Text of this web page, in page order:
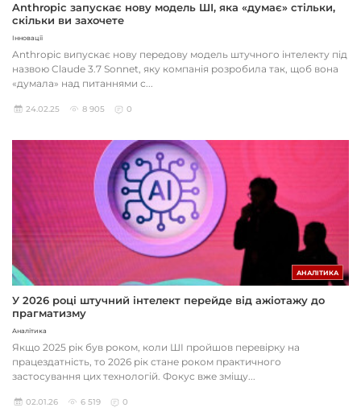
Anthropic запускає нову модель ШІ, яка «думає» стільки,
скільки ви захочете
Інновації
Anthropic випускає нову передову модель штучного інтелекту під
назвою Claude 3.7 Sonnet, яку компанія розробила так, щоб вона
«думала» над питаннями с...
24.02.25 8 905 0
АНАЛІТИКА
У 2026 році штучний інтелект перейде від ажіотажу до
прагматизму
Аналітика
Якщо 2025 рік був роком, коли ШІ пройшов перевірку на
працездатність, то 2026 рік стане роком практичного
застосування цих технологій. Фокус вже зміщу...
02.01.26 6 519 0